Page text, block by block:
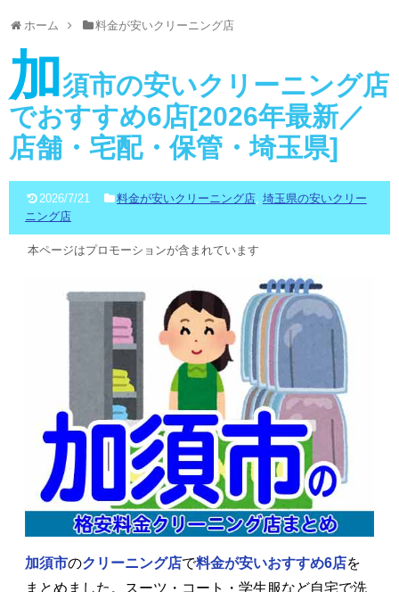
ホーム 料金が安いクリーニング店
加須市の安いクリーニング店
でおすすめ6店[2026年最新／
店舗・宅配・保管・埼玉県]
2026/7/21 料金が安いクリーニング店, 埼玉県の安いクリー
ニング店
本ページはプロモーションが含まれています
加須市のクリーニング店で料金が安いおすすめ6店を
まとめました。スーツ・コート・学生服など自宅で洗